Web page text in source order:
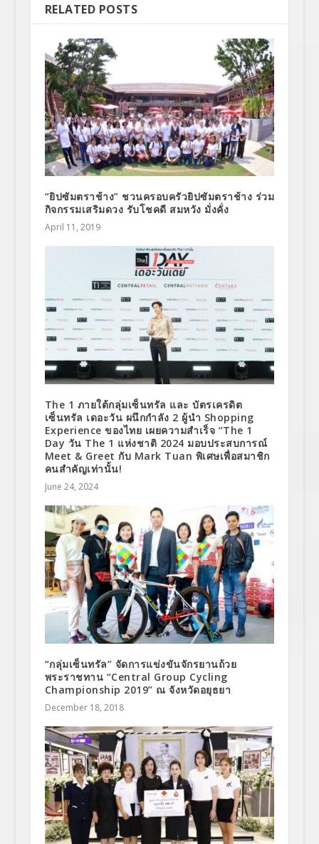
RELATED POSTS
“ยิปซัมตราช้าง” ชวนครอบครัวยิปซัมตราช้าง ร่วม
กิจกรรมเสริมดวง รับโชคดี สมหวัง มั่งคั่ง
April 11, 2019
The 1 ภายใต้กลุ่มเซ็นทรัล และ บัตรเครดิต
เซ็นทรัล เดอะวัน ผนึกกำลัง 2 ผู้นำ Shopping
Experience ของไทย เผยความสำเร็จ “The 1
Day วัน The 1 แห่งชาติ 2024 มอบประสบการณ์
Meet & Greet กับ Mark Tuan พิเศษเพื่อสมาชิก
คนสำคัญเท่านั้น!
June 24, 2024
“กลุ่มเซ็นทรัล” จัดการแข่งขันจักรยานถ้วย
พระราชทาน “Central Group Cycling
Championship 2019” ณ จังหวัดอยุธยา
December 18, 2018